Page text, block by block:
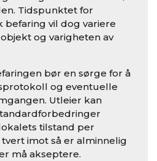
Tidspunktet for
befaring vil dog variere
og varigheten av
bør en sørge for å
og eventuelle
Utleier kan
tilstand per
imot så er alminnelig
må akseptere.